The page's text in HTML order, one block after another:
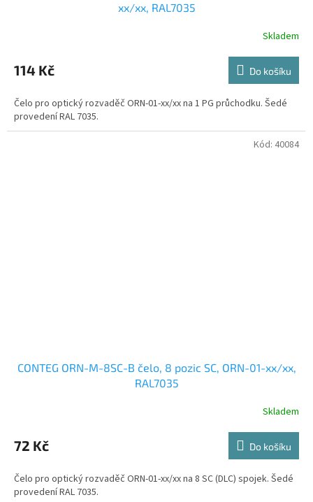
xx/xx, RAL7035
Skladem
114 Kč Do košíku
Čelo pro optický rozvaděč ORN-01-xx/xx na 1 PG průchodku. Šedé
provedení RAL 7035.
CONTEG ORN-M-8SC-B čelo, 8 pozic SC, ORN-01-xx/xx,
RAL7035
Skladem
72 Kč Do košíku
Čelo pro optický rozvaděč ORN-01-xx/xx na 8 SC (DLC) spojek. Šedé
provedení RAL 7035.
Kód: 40084